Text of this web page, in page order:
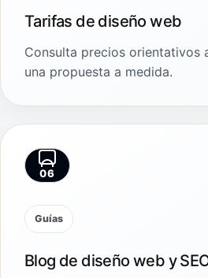
Tarifas de diseño web
Consulta precios orientativos
una propuesta a medida.
06
Guías
Blog de diseño web y